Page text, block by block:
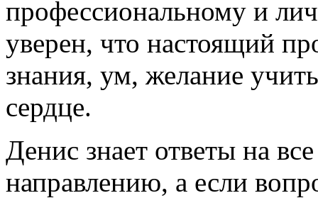
профессиональному и
уверен, что настоящий
знания, ум, желание
сердце.
Денис знает ответы на
направлению, а если